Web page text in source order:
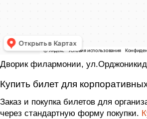
Дворик филармонии,
Купить билет для
Заказ и покупка билетов для
через стандартную форму покупки.